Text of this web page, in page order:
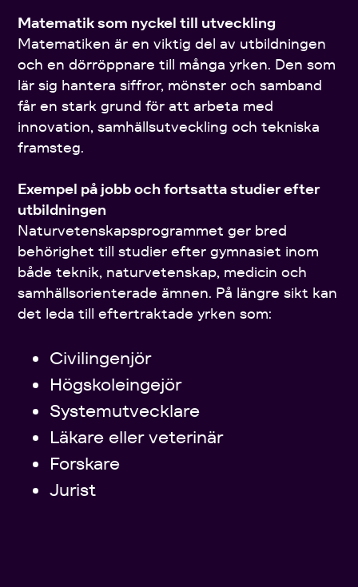
Matematik som nyckel till utveckling
Matematiken är en viktig del av utbildningen
och en dörröppnare till många yrken. Den som
lär sig hantera siffror, mönster och samband
får en stark grund för att arbeta med
innovation, samhällsutveckling och tekniska
framsteg.
Exempel på jobb och fortsatta studier efter
utbildningen
Naturvetenskapsprogrammet ger bred
behörighet till studier efter gymnasiet inom
både teknik, naturvetenskap, medicin och
samhällsorienterade ämnen. På längre sikt kan
det leda till eftertraktade yrken som:
Civilingenjör
Högskoleingejör
Systemutvecklare
Läkare eller veterinär
Forskare
Jurist